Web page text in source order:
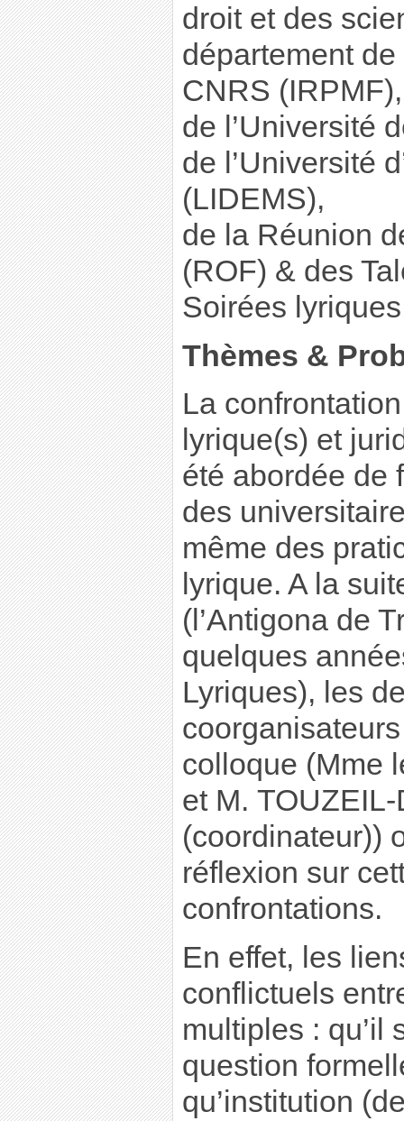
droit et des
département
CNRS (IRPMF),
de l’Université
de l’Université
(LIDEMS),
de la Réunion
(ROF) & des
Soirées
Thèmes &
La
lyrique(s) et
été abordée de
des
même des
lyrique. A la
(l’Antigona de
quelques
Lyriques), les
colloque (Mme
et M.
(coordinateur))
réflexion sur
confrontations.
En effet, les
conflictuels
multiples : qu’il
question
qu’institution